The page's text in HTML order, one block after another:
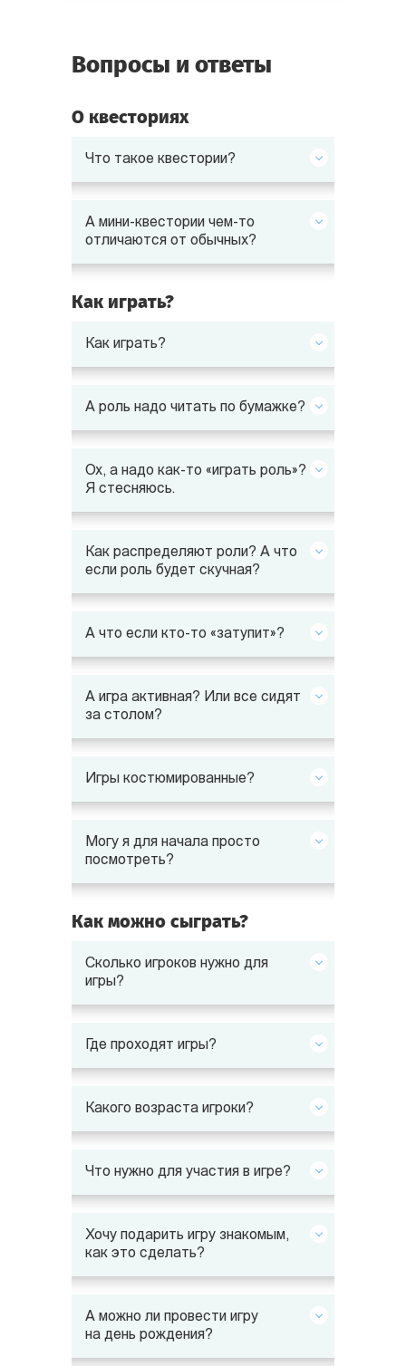
Вопросы и ответы
О квесториях
Что такое квестории?
А мини-квестории чем-то
отличаются от обычных?
Как играть?
Как играть?
А роль надо читать по бумажке?
Ох, а надо как-то «играть роль»?
Я стесняюсь.
Как распределяют роли? А что
если роль будет скучная?
А что если кто-то «затупит»?
А игра активная? Или все сидят
за столом?
Игры костюмированные?
Могу я для начала просто
посмотреть?
Как можно сыграть?
Сколько игроков нужно для
игры?
Где проходят игры?
Какого возраста игроки?
Что нужно для участия в игре?
Хочу подарить игру знакомым,
как это сделать?
А можно ли провести игру
на день рождения?